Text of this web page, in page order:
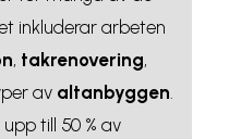
inkluderar arbeten
, takrenovering,
av altanbyggen.
till 50 % av